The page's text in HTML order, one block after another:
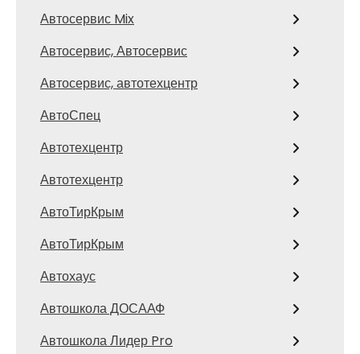
Автосервис Mix
Автосервис, Автосервис
Автосервис, автотехцентр
АвтоСпец
Автотехцентр
Автотехцентр
АвтоТирКрым
АвтоТирКрым
Автохаус
Автошкола ДОСААФ
Автошкола Лидер Pro